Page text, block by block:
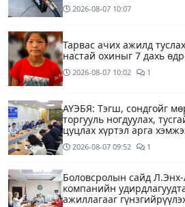
2026-08-07 10:07
Тарвас ачих ажилд
настай охиныг 7 дахь
2026-08-07 10:02 1
АҮЭБЯ: Тэгш, сондгойг
торгууль ногдуулах,
цуцлах хүртэл арга
2026-08-07 09:52 1
Боловсролын сайд
компанийн
ажиллагааг